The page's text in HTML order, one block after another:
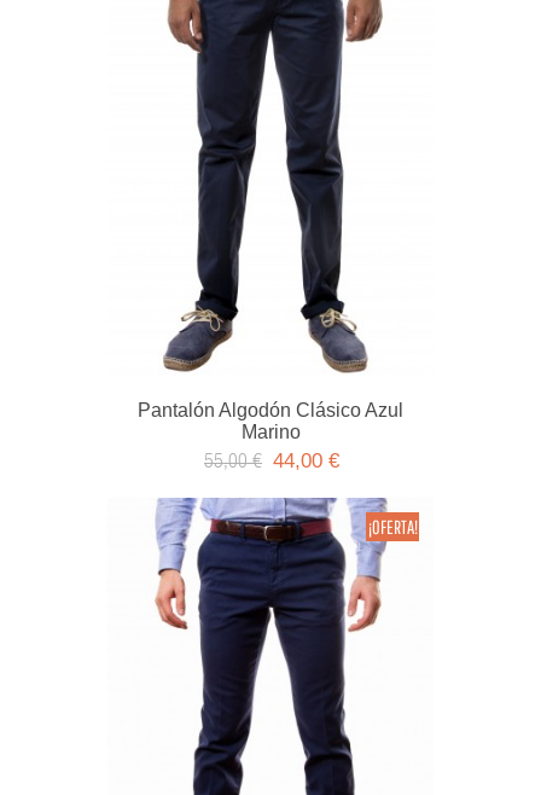
Pantalón Algodón Clásico Azul
Marino
55,00 € 44,00 €
¡OFERTA!